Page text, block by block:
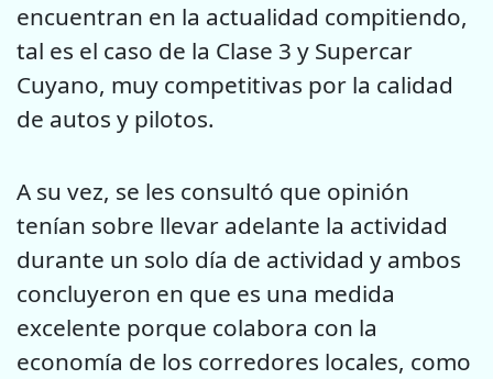
encuentran en la actualidad compitiendo,
tal es el caso de la Clase 3 y Supercar
Cuyano, muy competitivas por la calidad
de autos y pilotos.
A su vez, se les consultó que opinión
tenían sobre llevar adelante la actividad
durante un solo día de actividad y ambos
concluyeron en que es una medida
excelente porque colabora con la
economía de los corredores locales, como